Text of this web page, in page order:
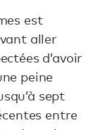
est
aller
d’avoir
peine
sept
entre